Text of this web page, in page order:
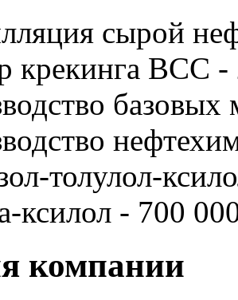
сырой
крекинга ВСС -
базовых
толулол-
ксилол - 700
компании